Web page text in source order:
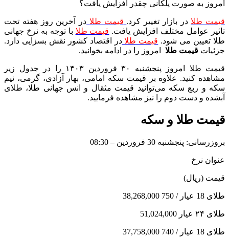
قیمت طلا در بازار تغییر کرد. قیمت طلا در آخرین روز هفته تحت
تاثیر عوامل مختلف افزایش یافت. قیمت طلا با توجه به نرخ جهانی
طلا تعیین می شود. قیمت طلادر اقتصاد کشور نقش بسزایی دارد.
جزئیات قیمت طلا امروز را در ادامه بخوانید.
قیمت طلا امروز پنجشنبه ۳۰ فروردین ۱۴۰۳ را در جدول زیر
مشاهده کنید. علاوه بر قیمت سکه امامی، بهار آزادی، گرمی، نیم
سکه و ربع سکه می‌توانید قیمت مثقال و انس جهانی طلا، طلای
آبشده و دست دوم را نیز مشاهده فرمایید.
قیمت طلا و سکه
بروزرسانی: پنجشنبه 30 فروردین – 08:30
عنوان نرخ
قیمت (ریال)
طلای 18 عیار / 750 38,268,000
طلای ۲۴ عیار 51,024,000
طلای 18 عیار / 740 37,758,000